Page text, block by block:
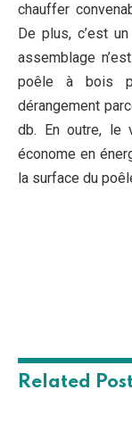
chauffer
De plus, c’est
assemblage
poêle à bois
dérangement
db. En outre, le
économe en
la surface du
Related